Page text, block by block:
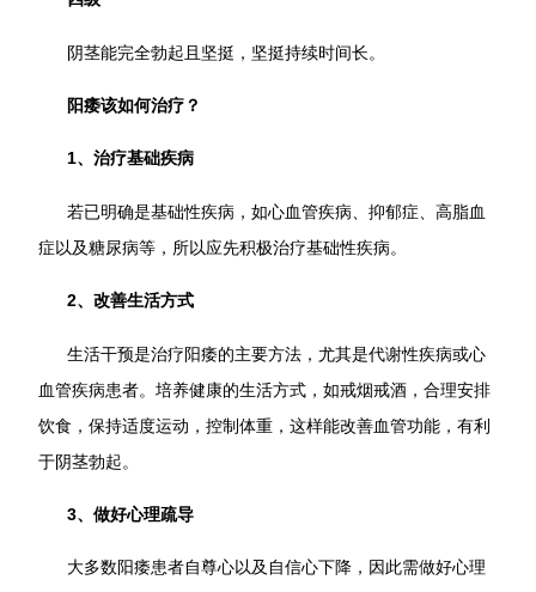
阴茎能完全勃起且坚挺，坚挺持续时间长。
阳痿该如何治疗？
1、治疗基础疾病
若已明确是基础性疾病，如心血管疾病、抑郁症、高脂血
症以及糖尿病等，所以应先积极治疗基础性疾病。
2、改善生活方式
生活干预是治疗阳痿的主要方法，尤其是代谢性疾病或心
血管疾病患者。培养健康的生活方式，如戒烟戒酒，合理安排
饮食，保持适度运动，控制体重，这样能改善血管功能，有利
于阴茎勃起。
3、做好心理疏导
大多数阳痿患者自尊心以及自信心下降，因此需做好心理